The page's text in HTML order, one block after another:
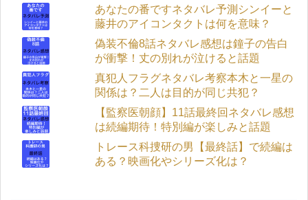
あなたの番ですネタバレ予測シンイーと
藤井のアイコンタクトは何を意味？
偽装不倫8話ネタバレ感想は鐘子の告白
が衝撃！丈の別れが泣けると話題
真犯人フラグネタバレ考察本木と一星の
関係は？二人は目的が同じ共犯？
【監察医朝顔】11話最終回ネタバレ感想
は続編期待！特別編が楽しみと話題
トレース科捜研の男【最終話】で続編は
ある？映画化やシリーズ化は？